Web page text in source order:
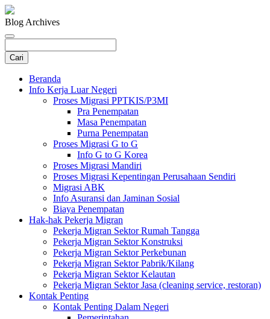
Blog Archives
Beranda
Info Kerja Luar Negeri
Proses Migrasi PPTKIS/P3MI
Pra Penempatan
Masa Penempatan
Purna Penempatan
Proses Migrasi G to G
Info G to G Korea
Proses Migrasi Mandiri
Proses Migrasi Kepentingan Perusahaan Sendiri
Migrasi ABK
Info Asuransi dan Jaminan Sosial
Biaya Penempatan
Hak-hak Pekerja Migran
Pekerja Migran Sektor Rumah Tangga
Pekerja Migran Sektor Konstruksi
Pekerja Migran Sektor Perkebunan
Pekerja Migran Sektor Pabrik/Kilang
Pekerja Migran Sektor Kelautan
Pekerja Migran Sektor Jasa (cleaning service, restoran)
Kontak Penting
Kontak Penting Dalam Negeri